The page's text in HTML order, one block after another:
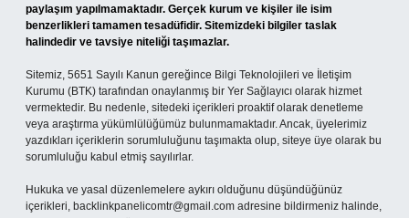
paylaşım yapılmamaktadır. Gerçek kurum ve kişiler ile isim
benzerlikleri tamamen tesadüfidir. Sitemizdeki bilgiler taslak
halindedir ve tavsiye niteliği taşımazlar.
Sitemiz, 5651 Sayılı Kanun gereğince Bilgi Teknolojileri ve İletişim
Kurumu (BTK) tarafından onaylanmış bir Yer Sağlayıcı olarak hizmet
vermektedir. Bu nedenle, sitedeki içerikleri proaktif olarak denetleme
veya araştırma yükümlülüğümüz bulunmamaktadır. Ancak, üyelerimiz
yazdıkları içeriklerin sorumluluğunu taşımakta olup, siteye üye olarak bu
sorumluluğu kabul etmiş sayılırlar.
Hukuka ve yasal düzenlemelere aykırı olduğunu düşündüğünüz
içerikleri, backlinkpanelicomtr@gmail.com adresine bildirmeniz halinde,